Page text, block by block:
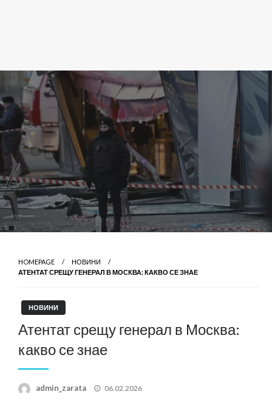
HOMEPAGE
НОВИНИ
АТЕНТАТ СРЕЩУ ГЕНЕРАЛ В МОСКВА: КАКВО СЕ ЗНАЕ
НОВИНИ
Атентат срещу генерал в Москва:
какво се знае
admin_zarata
Posted
06.02.2026